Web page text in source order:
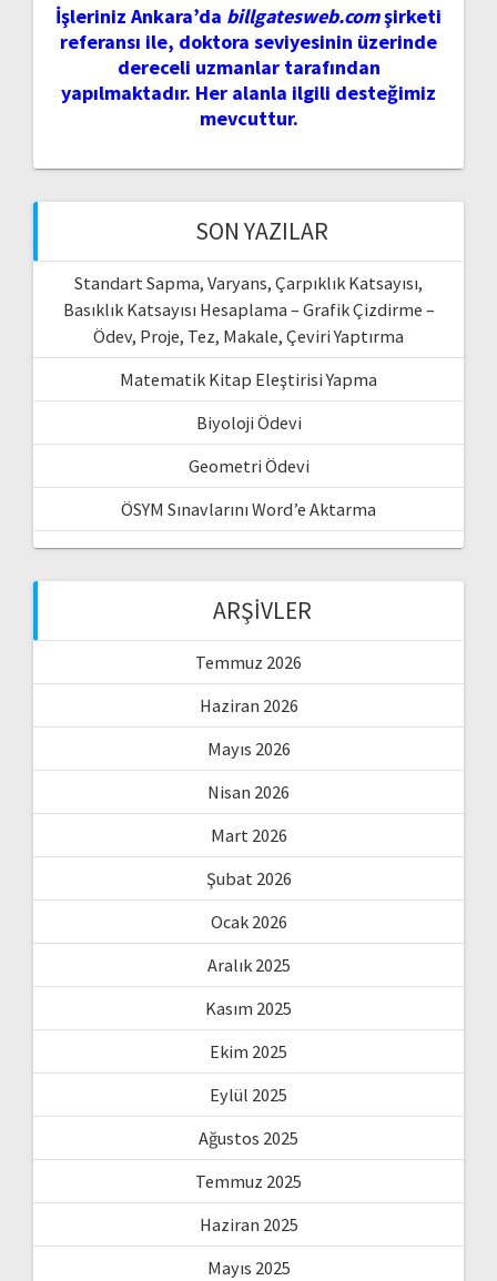
İşleriniz Ankara’da billgatesweb.comşirketi
referansı ile, doktora seviyesinin üzerinde
dereceli uzmanlar tarafından
yapılmaktadır. Her alanla ilgili desteğimiz
mevcuttur.
SON YAZILAR
Standart Sapma, Varyans, Çarpıklık Katsayısı,
Basıklık Katsayısı Hesaplama – Grafik Çizdirme –
Ödev, Proje, Tez, Makale, Çeviri Yaptırma
Matematik Kitap Eleştirisi Yapma
Biyoloji Ödevi
Geometri Ödevi
ÖSYM Sınavlarını Word’e Aktarma
ARŞIVLER
Temmuz 2026
Haziran 2026
Mayıs 2026
Nisan 2026
Mart 2026
Şubat 2026
Ocak 2026
Aralık 2025
Kasım 2025
Ekim 2025
Eylül 2025
Ağustos 2025
Temmuz 2025
Haziran 2025
Mayıs 2025